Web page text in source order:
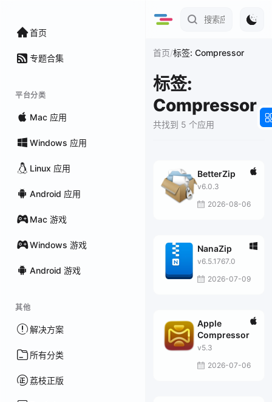
首页
专题合集
平台分类
Mac 应用
Windows 应用
Linux 应用
Android 应用
Mac 游戏
Windows 游戏
Android 游戏
其他
解决方案
所有分类
荔枝正版
首页/标签: Compressor
标签:
Compressor
共找到 5 个应用
BetterZip
v6.0.3
2026-08-06
NanaZip
v6.5.1767.0
2026-07-09
Apple
Compressor
v5.3
2026-07-06